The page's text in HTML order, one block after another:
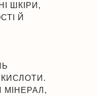
ШКІРИ,
Й
КИСЛОТИ.
МІНЕРАЛ,